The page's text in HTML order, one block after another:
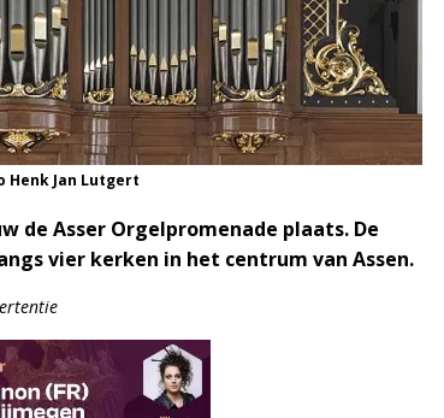
Henk Jan Lutgert
de Asser Orgelpromenade plaats. De
vier kerken in het centrum van Assen.